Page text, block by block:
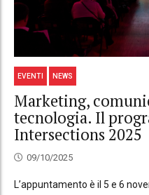
EVENTI NEWS
Marketing,
tecnologia. Il
Intersections 2025
09/10/2025
L’appuntamento è il 5 e 6